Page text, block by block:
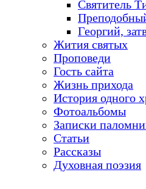
Святитель
Георгий,
Жития святых
Проповеди
Гость сайта
Жизнь прихода
История одного
Фотоальбомы
Записки
Статьи
Рассказы
Духовная поэзия